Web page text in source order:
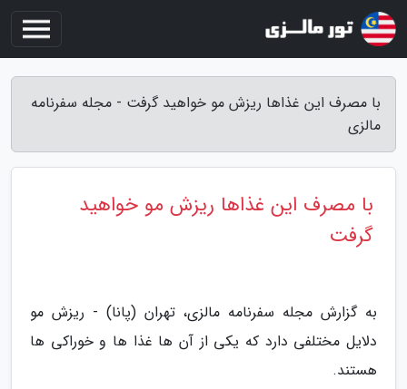
با مصرف این غذاها ریزش مو خواهید گرفت - مجله سفرنامه
مالزی
با مصرف این غذاها ریزش مو خواهید
گرفت
به گزارش مجله سفرنامه مالزی، تهران (پانا) - ریزش مو
دلایل مختلفی دارد که یکی از آن ها غذا ها و خوراکی ها
هستند.